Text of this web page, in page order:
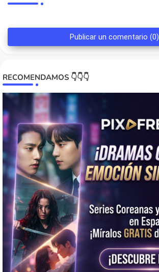
Publicar un comentario (0)
RECOMENDAMOS 👇👇👇